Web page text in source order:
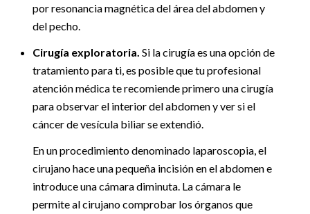
por resonancia magnética del área del abdomen y
del pecho.
Cirugía exploratoria.Si la cirugía es una opción de
tratamiento para ti, es posible que tu profesional
atención médica te recomiende primero una cirugía
para observar el interior del abdomen y ver si el
cáncer de vesícula biliar se extendió.
En un procedimiento denominado laparoscopia, el
cirujano hace una pequeña incisión en el abdomen e
introduce una cámara diminuta. La cámara le
permite al cirujano comprobar los órganos que